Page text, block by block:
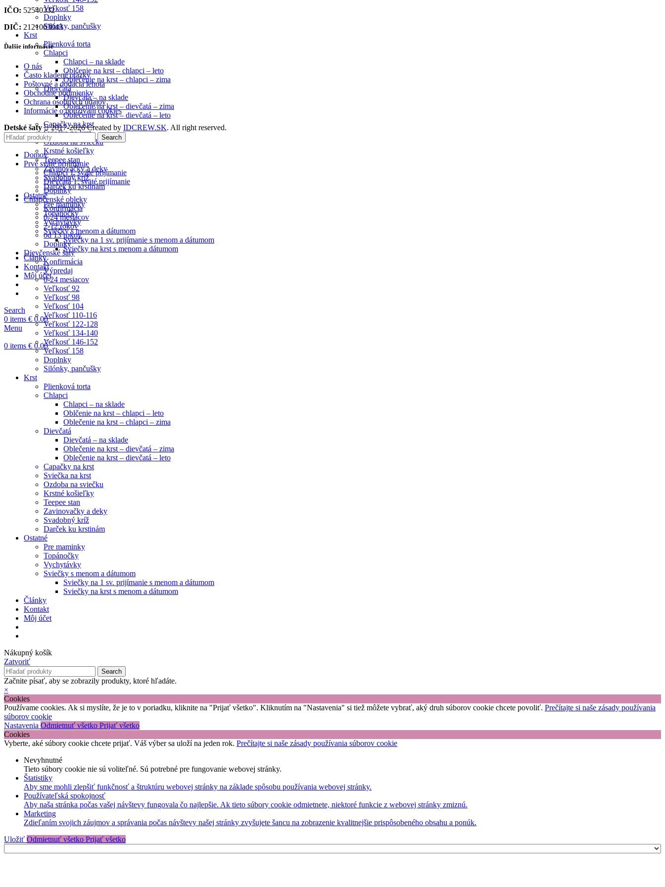
Veľkosť 158
Doplnky
Silónky, pančušky
Krst
Plienková torta
Chlapci
Chlapci – na sklade
Oblčenie na krst – chlapci – leto
Oblečenie na krst – chlapci – zima
Dievčatá
Dievčatá – na sklade
Oblečenie na krst – dievčatá – zima
Oblečenie na krst – dievčatá – leto
Capačky na krst
Sviečka na krst
Ozdoba na sviečku
Krstné košieľky
Teepee stan
Zavinovačky a deky
Svadobný kríž
Darček ku krstinám
Ostatné
Pre maminky
Topánočky
Vychytávky
Sviečky s menom a dátumom
Sviečky na 1 sv. prijímanie s menom a dátumom
Sviečky na krst s menom a dátumom
Články
Kontakt
Môj účet
Search
0 items € 0.00
Menu
0 items € 0.00
IČO: 52540332
DIČ: 2121063043
Ďalšie informácie
O nás
Často kladené otázky
Poštovné a dodacia lehota
Obchodné podmienky
Ochrana osobných údajov
Informácie o používaní cookies
Detské šaty
2017-2026 Created by IDCREW.SK. All right reserved.
Search
Domov
Prvé sväté prijímanie
Chlapci 1. sväté prijímanie
Dievčatá 1. sväté prijímanie
Doplnky
Chlapčenské obleky
Konfirmácia
0-24 mesiacov
2-12 rokov
od 13 rokov
Doplnky
Dievčenské šaty
Konfirmácia
Výpredaj
0-24 mesiacov
Veľkosť 92
Veľkosť 98
Veľkosť 104
Veľkosť 110-116
Veľkosť 122-128
Veľkosť 134-140
Veľkosť 146-152
Veľkosť 158
Doplnky
Silónky, pančušky
Krst
Plienková torta
Chlapci
Chlapci – na sklade
Oblčenie na krst – chlapci – leto
Oblečenie na krst – chlapci – zima
Dievčatá
Dievčatá – na sklade
Oblečenie na krst – dievčatá – zima
Oblečenie na krst – dievčatá – leto
Capačky na krst
Sviečka na krst
Ozdoba na sviečku
Krstné košieľky
Teepee stan
Zavinovačky a deky
Svadobný kríž
Darček ku krstinám
Ostatné
Pre maminky
Topánočky
Vychytávky
Sviečky s menom a dátumom
Sviečky na 1 sv. prijímanie s menom a dátumom
Sviečky na krst s menom a dátumom
Články
Kontakt
Môj účet
Nákupný košík
Zatvoriť
Search
Začnite písať, aby se zobrazily produkty, ktoré hľadáte.
×
Cookies
Používame cookies. Ak si myslíte, že je to v poriadku, kliknite na "Prijať všetko". Kliknutím na "Nastavenia" si tiež môžete vybrať, aký druh súborov cookie chcete povoliť. Prečítajte si naše zásady používania
súborov cookie
Nastavenia Odmietnuť všetko Prijať všetko
Cookies
Vyberte, aké súbory cookie chcete prijať. Váš výber sa uloží na jeden rok. Prečítajte si naše zásady používania súborov cookie
Nevyhnutné
Tieto súbory cookie nie sú voliteľné. Sú potrebné pre fungovanie webovej stránky.
Štatistiky
Aby sme mohli zlepšiť funkčnosť a štruktúru webovej stránky na základe spôsobu používania webovej stránky.
Používateľská spokojnosť
Aby naša stránka počas vašej návštevy fungovala čo najlepšie. Ak tieto súbory cookie odmietnete, niektoré funkcie z webovej stránky zmiznú.
Marketing
Zdieľaním svojich záujmov a správania počas návštevy našej stránky zvyšujete šancu na zobrazenie kvalitnejšie prispôsobeného obsahu a ponúk.
Uložiť Odmietnuť všetko Prijať všetko